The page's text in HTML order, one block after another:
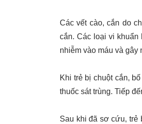
Các vết cào, cắn do
cắn. Các loại vi khuẩn
nhiễm vào máu và gây
Khi trẻ bị chuột cắn,
thuốc sát trùng. Tiếp
Sau khi đã sơ cứu, trẻ